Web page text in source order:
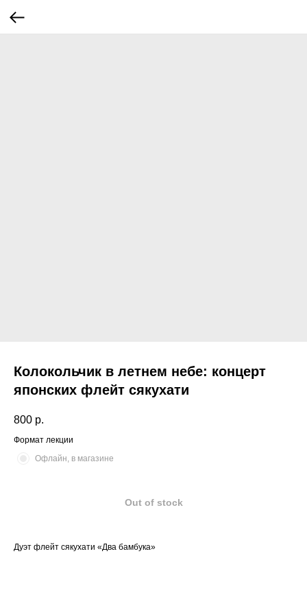
Колокольчик в летнем небе: концерт
японских флейт сякухати
800 р.
Формат лекции
Офлайн, в магазине
Out of stock
Дуэт флейт сякухати «Два бамбука»